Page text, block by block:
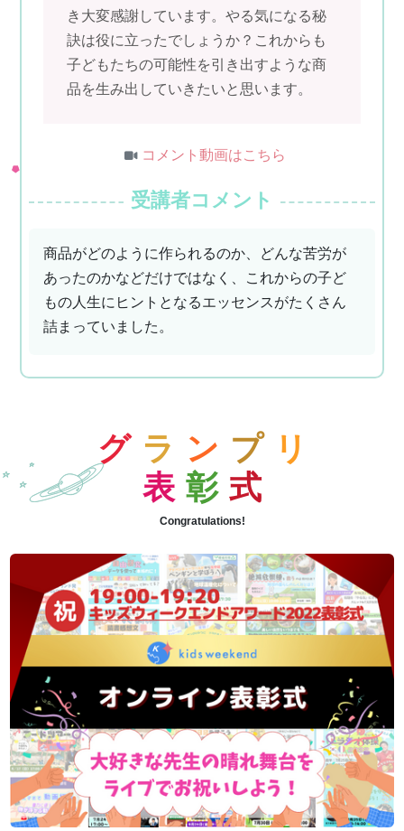
き大変感謝しています。やる気になる秘
訣は役に立ったでしょうか？これからも
子どもたちの可能性を引き出すような商
品を生み出していきたいと思います。
コメント動画はこちら
受講者コメント
商品がどのように作られるのか、どんな苦労が
あったのかなどだけではなく、これからの子ど
もの人生にヒントとなるエッセンスがたくさん
詰まっていました。
グ ラ ン プ リ
表 彰 式
Congratulations!